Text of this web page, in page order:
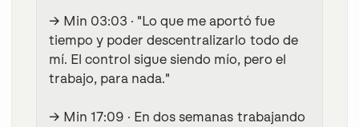
→ Min 03:03 · "Lo que me aportó fue
tiempo y poder descentralizarlo todo de
mí. El control sigue siendo mío, pero el
trabajo, para nada."
→ Min 17:09 · En dos semanas trabajando